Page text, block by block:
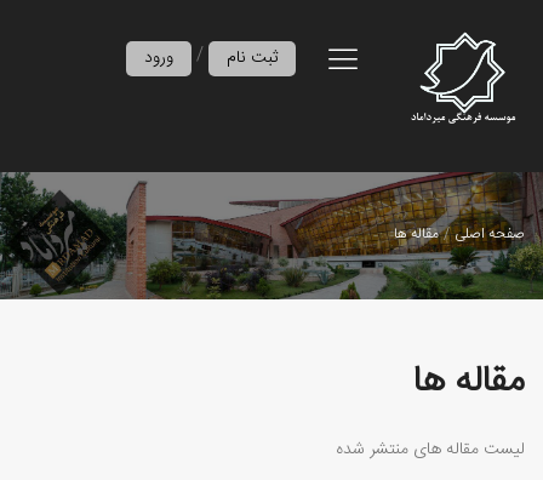
ورود / ثبت نام
صفحه اصلی مقاله ها
مقاله ها
لیست مقاله های منتشر شده